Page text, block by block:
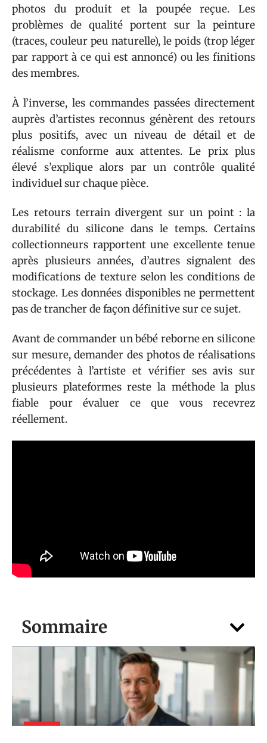
Sommaire
FOYER
photos du produit et la poupée reçue. Les
problèmes de qualité portent sur la peinture
(traces, couleur peu naturelle), le poids (trop léger
par rapport à ce qui est annoncé) ou les finitions
des membres.
À l’inverse, les commandes passées directement
auprès d’artistes reconnus génèrent des retours
plus positifs, avec un niveau de détail et de
réalisme conforme aux attentes. Le prix plus
élevé s’explique alors par un contrôle qualité
individuel sur chaque pièce.
Les retours terrain divergent sur un point : la
durabilité du silicone dans le temps. Certains
collectionneurs rapportent une excellente tenue
après plusieurs années, d’autres signalent des
modifications de texture selon les conditions de
stockage. Les données disponibles ne permettent
pas de trancher de façon définitive sur ce sujet.
Avant de commander un bébé reborne en silicone
sur mesure, demander des photos de réalisations
précédentes à l’artiste et vérifier ses avis sur
plusieurs plateformes reste la méthode la plus
fiable pour évaluer ce que vous recevrez
réellement.